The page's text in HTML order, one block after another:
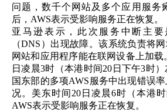
问题，数千个网站及多个应用服务
后，AWS表示受影响服务正在恢复。
亚马逊表示，此次服务中断主
（DNS）出现故障。该系统负责将
网站和应用程序能在联网设备上加载
日凌晨3时（本港时间20日下午3时
国东部的多项AWS服务中出现错误
况。美东时间20日凌晨6时（本港时
AWS表示受影响服务正在恢复。